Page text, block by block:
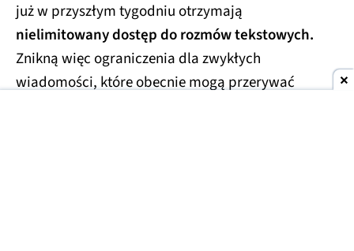
już w przyszłym tygodniu otrzymają
nielimitowany dostęp do rozmów tekstowych.
Znikną więc ograniczenia dla zwykłych
wiadomości, które obecnie mogą przerywać